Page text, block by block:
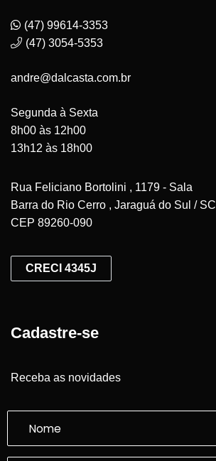
(47) 99614-3353
(47) 3054-5353
andre@dalcasta.com.br
Segunda à Sexta
8h00 às 12h00
13h12 às 18h00
Rua Feliciano Bortolini , 1179 - Sala
Barra do Rio Cerro , Jaraguá do Sul / SC
CEP 89260-090
CRECI 4345J
Cadastre-se
Receba as novidades